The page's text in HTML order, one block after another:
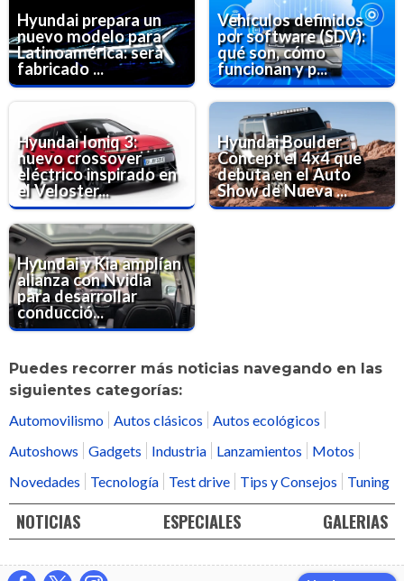
Hyundai prepara un
nuevo modelo para
Latinoamérica: será
fabricado ...
Vehículos definidos
por software (SDV):
qué son, cómo
funcionan y p...
Hyundai Ioniq 3:
nuevo crossover
eléctrico inspirado en
el Veloster...
Hyundai Boulder
Concept el 4x4 que
debuta en el Auto
Show de Nueva ...
Hyundai y Kia amplían
alianza con Nvidia
para desarrollar
conducció...
Puedes recorrer más noticias navegando en las
siguientes categorías:
Automovilismo Autos clásicos
Autos ecológicos
Autoshows
Gadgets Industria Lanzamientos
Motos
Novedades
Tecnología Test drive Tips y Consejos Tuning
NOTICIAS ESPECIALES GALERIAS